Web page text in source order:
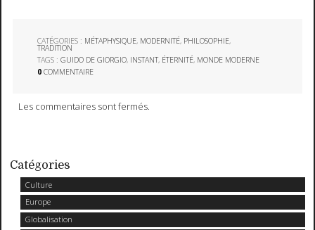
Catégories
Culture
Europe
Globalisation
CATÉGORIES : MÉTAPHYSIQUE, MODERNITÉ, PHILOSOPHIE,
TRADITION
TAGS :GUIDO DE GIORGIO, INSTANT, ÉTERNITÉ, MONDE MODERNE
0 COMMENTAIRE
Les commentaires sont fermés.